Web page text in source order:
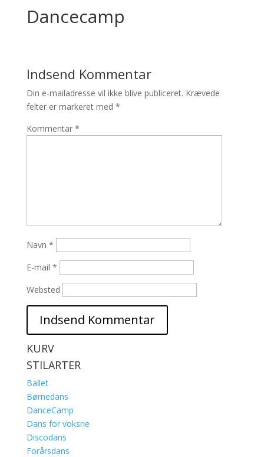
Dancecamp
Indsend Kommentar
Din e-mailadresse vil ikke blive publiceret. Krævede
felter er markeret med *
Kommentar *
Navn *
E-mail *
Websted
KURV
STILARTER
Ballet
Børnedans
DanceCamp
Dans for voksne
Discodans
Forårsdans